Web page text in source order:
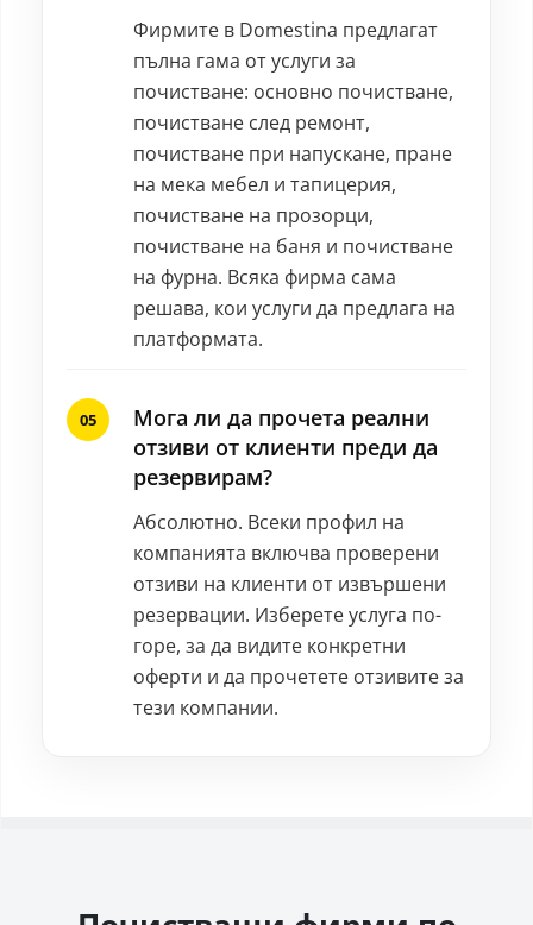
Фирмите в Domestina предлагат
пълна гама от услуги за
почистване: основно почистване,
почистване след ремонт,
почистване при напускане, пране
на мека мебел и тапицерия,
почистване на прозорци,
почистване на баня и почистване
на фурна. Всяка фирма сама
решава, кои услуги да предлага на
платформата.
Мога ли да прочета реални
отзиви от клиенти преди да
резервирам?
Абсолютно. Всеки профил на
компанията включва проверени
отзиви на клиенти от извършени
резервации. Изберете услуга по-
горе, за да видите конкретни
оферти и да прочетете отзивите за
тези компании.